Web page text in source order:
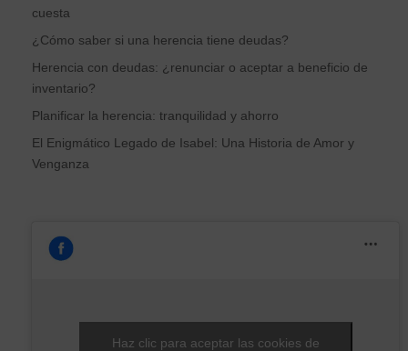
cuesta
¿Cómo saber si una herencia tiene deudas?
Herencia con deudas: ¿renunciar o aceptar a beneficio de
inventario?
Planificar la herencia: tranquilidad y ahorro
El Enigmático Legado de Isabel: Una Historia de Amor y
Venganza
Haz clic para aceptar las cookies de